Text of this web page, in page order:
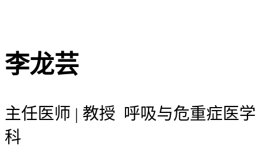
李龙芸
主任医师 | 教授 呼吸与危重症医学
科